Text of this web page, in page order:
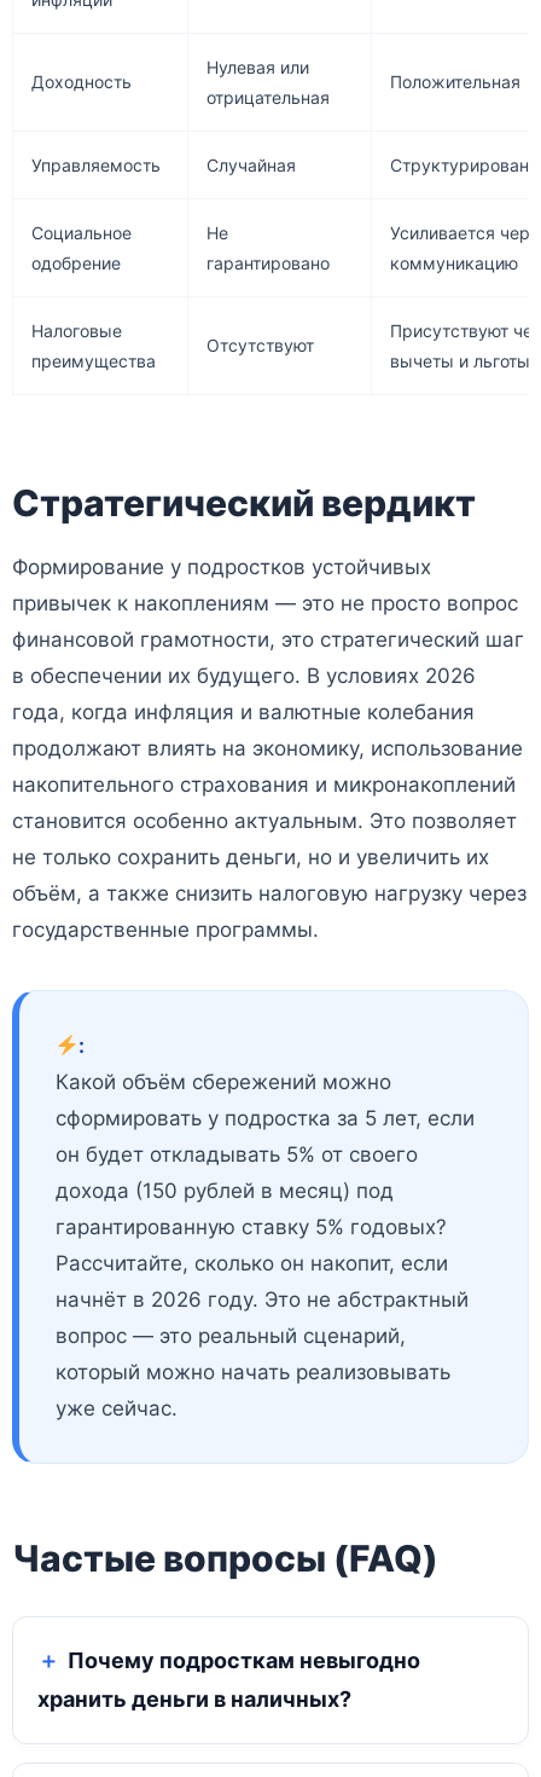
Доходность
Нулевая или
отрицательная
Положительная
Управляемость Случайная
Социальное
одобрение
Не
гарантировано
Усиливается
коммуникацию
Налоговые
преимущества
Отсутствуют
Присутствуют
вычеты и льготы
Стратегический вердикт
Формирование у подростков устойчивых
привычек к накоплениям — это не просто вопрос
финансовой грамотности, это стратегический шаг
в обеспечении их будущего. В условиях 2026
года, когда инфляция и валютные колебания
продолжают влиять на экономику, использование
накопительного страхования и микронакоплений
становится особенно актуальным. Это позволяет
не только сохранить деньги, но и увеличить их
объём, а также снизить налоговую нагрузку через
государственные программы.
:
Какой объём сбережений можно
сформировать у подростка за 5 лет, если
он будет откладывать 5% от своего
дохода (150 рублей в месяц) под
гарантированную ставку 5% годовых?
Рассчитайте, сколько он накопит, если
начнёт в 2026 году. Это не абстрактный
вопрос — это реальный сценарий,
который можно начать реализовывать
уже сейчас.
Частые вопросы (FAQ)
Почему подросткам невыгодно
хранить деньги в наличных?